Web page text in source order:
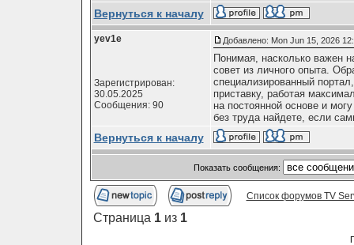
Вернуться к началу
yev1e
Зарегистрирован:
30.05.2025
Сообщения: 90
Добавлено: Mon Jun 15, 2026
Понимая, насколько важен
совет из личного опыта.
специализированный
приставку, работая
на постоянной основе и
без труда найдете, если
Вернуться к началу
Показать сообщения:
Список форумов TV
Страница 1из 1